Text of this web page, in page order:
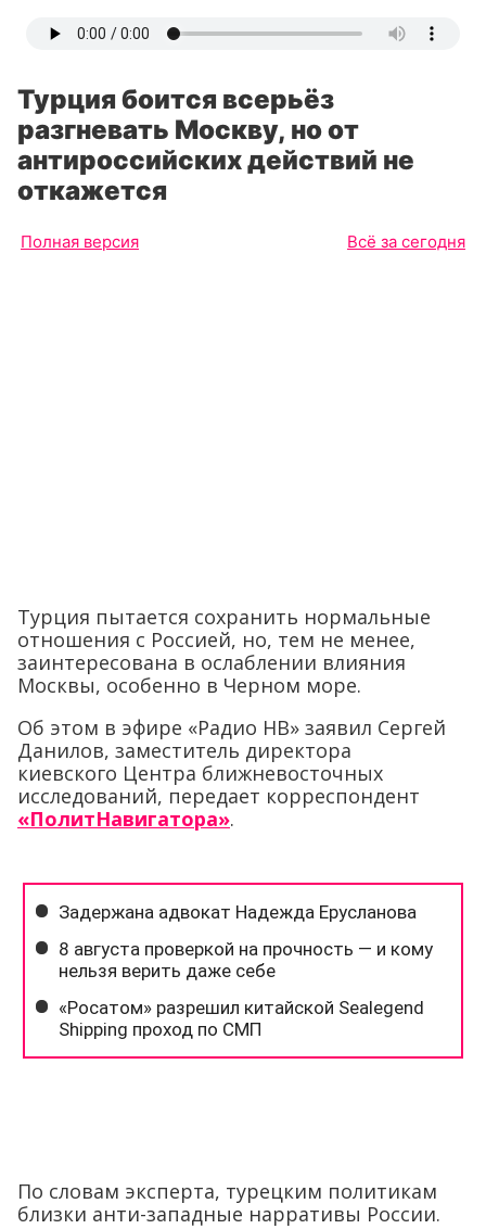
Турция боится всерьёз
разгневать Москву, но от
антироссийских действий не
откажется
Полная версия Всё за сегодня
Турция пытается сохранить нормальные
отношения с Россией, но, тем не менее,
заинтересована в ослаблении влияния
Москвы, особенно в Черном море.
Об этом в эфире «Радио НВ» заявил Сергей
Данилов, заместитель директора
киевского Центра ближневосточных
исследований, передает корреспондент
«ПолитНавигатора».
По словам эксперта, турецким политикам
близки анти-западные нарративы России.